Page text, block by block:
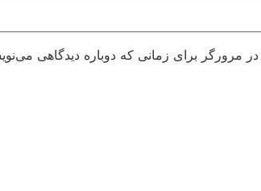
مرورگر برای زمانی که دوباره دیدگاهی